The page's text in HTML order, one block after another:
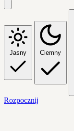
Jasny Ciemny
Rozpocznij